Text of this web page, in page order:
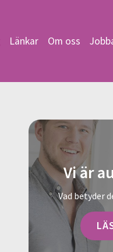
Länkar Om oss
Vi är
Vad betyder